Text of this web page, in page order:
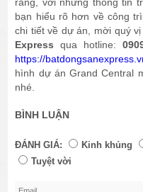
bạn hiểu rõ hơn về công
chi tiết về dự án, mời quý
Expressqua hotline:
https://
hình dự án Grand Central
nhé.
BÌNH LUẬN
ĐÁNH GIÁ: Kinh khủng
Tuyệt vời